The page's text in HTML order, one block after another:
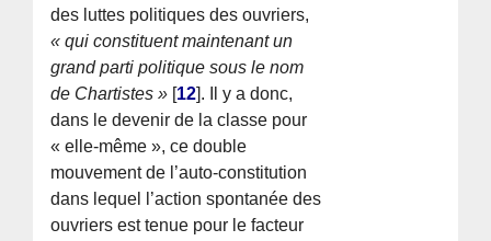
des luttes politiques des ouvriers,
« qui constituent maintenant un
grand parti politique sous le nom
de Chartistes » [12]. Il y a donc,
dans le devenir de la classe pour
« elle-même », ce double
mouvement de l’auto-constitution
dans lequel l’action spontanée des
ouvriers est tenue pour le facteur